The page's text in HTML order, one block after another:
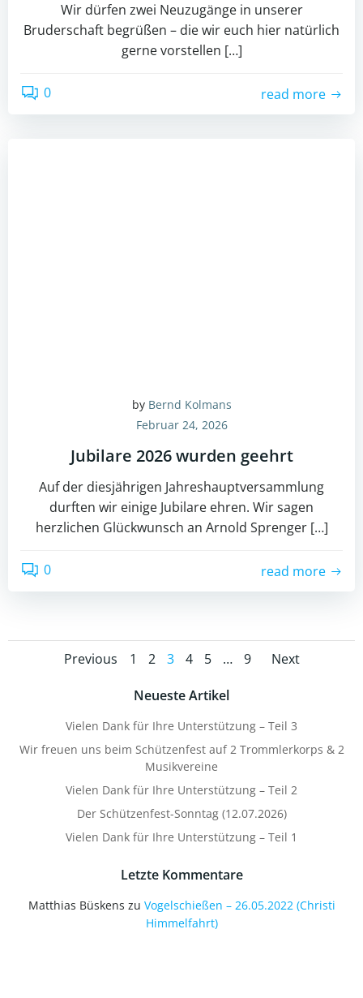
Wir dürfen zwei Neuzugänge in unserer
Bruderschaft begrüßen – die wir euch hier natürlich
gerne vorstellen […]
0 read more
by Bernd Kolmans
Februar 24, 2026
Jubilare 2026 wurden geehrt
Auf der diesjährigen Jahreshauptversammlung
durften wir einige Jubilare ehren. Wir sagen
herzlichen Glückwunsch an Arnold Sprenger […]
0 read more
Posts
navigation
Previous
Posts
navigation
Page
1 Page
2 Page
3 Page
4 Page
5 … Page
9
Posts
Next
Neueste Artikel
Vielen Dank für Ihre Unterstützung – Teil 3
Wir freuen uns beim Schützenfest auf 2 Trommlerkorps & 2
Musikvereine
Vielen Dank für Ihre Unterstützung – Teil 2
Der Schützenfest-Sonntag (12.07.2026)
Vielen Dank für Ihre Unterstützung – Teil 1
Letzte Kommentare
Matthias Büskens zu Vogelschießen – 26.05.2022 (Christi
Himmelfahrt)